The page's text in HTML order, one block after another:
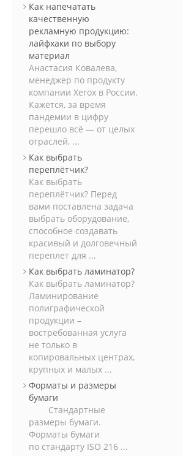
Как напечатать
качественную
рекламную продукцию:
лайфхаки по выбору
материал
Анастасия Ковалева,
менеджер по продукту
компании Xerox в России.
Кажется, за время
пандемии в цифру
перешло всё — от целых
отраслей, ...
Как выбрать
переплётчик?
Как выбрать
переплётчик? Перед
вами поставлена задача
выбрать оборудование,
способное создавать
красивый и долговечный
переплет для ...
Как выбрать ламинатор?
Как выбрать ламинатор?
Ламинирование
полиграфической
продукции –
востребованная услуга
не только в
копировальных центрах,
крупных и малых ...
Форматы и размеры
бумаги
Стандартные
размеры бумаги.
Форматы бумаги
по стандарту ISO 216 ...